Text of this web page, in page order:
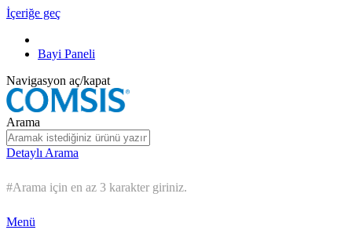
İçeriğe geç
Bayi Paneli
Navigasyon aç/kapat
Arama
Detaylı Arama
#Arama için en az 3 karakter giriniz.
Menü